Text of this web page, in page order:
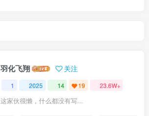
羽化飞翔 关注
1 2025 14 19 23.6W+
这家伙很懒，什么都没有写...